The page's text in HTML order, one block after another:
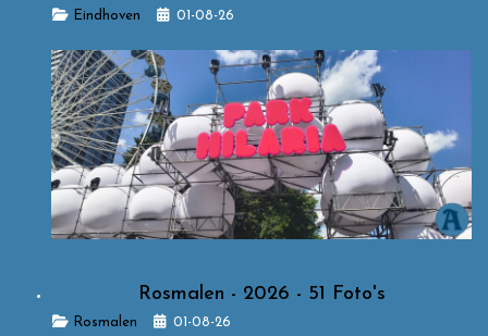
DetailsEindhoven 01-08-26
Rosmalen - 2026 - 51 Foto's
DetailsRosmalen 01-08-26